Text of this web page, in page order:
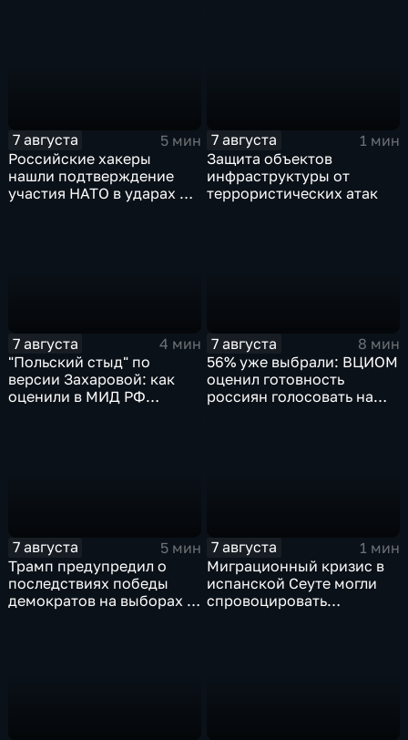
7 августа
5 мин
Российские хакеры
нашли подтверждение
участия НАТО в ударах по
7 августа
1 мин
Защита объектов
инфраструктуры от
террористических атак
7 августа
4 мин
"Польский стыд" по
версии Захаровой: как
оценили в МИД РФ
7 августа
8 мин
56% уже выбрали: ВЦИОМ
оценил готовность
россиян голосовать на
7 августа
5 мин
Трамп предупредил о
последствиях победы
демократов на выборах в
7 августа
1 мин
Миграционный кризис в
испанской Сеуте могли
спровоцировать